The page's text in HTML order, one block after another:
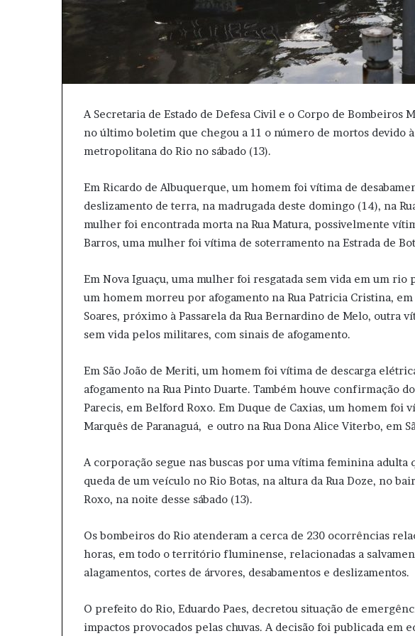
A Secretaria de Estado de Defesa Civil e o Corpo de Bombeiros
no último boletim que chegou a 11 o número de mortos devido
metropolitana do Rio no sábado (13).
Em Ricardo de Albuquerque, um homem foi vítima de
deslizamento de terra, na madrugada deste domingo (14), na
mulher foi encontrada morta na Rua Matura, possivelmente
Barros, uma mulher foi vítima de soterramento na Estrada de
Em Nova Iguaçu, uma mulher foi resgatada sem vida em um rio
um homem morreu por afogamento na Rua Patricia Cristina,
Soares, próximo à Passarela da Rua Bernardino de Melo, outra
sem vida pelos militares, com sinais de afogamento.
Em São João de Meriti, um homem foi vítima de descarga
afogamento na Rua Pinto Duarte. Também houve confirmação
Parecis, em Belford Roxo. Em Duque de Caxias, um homem foi
Marquês de Paranaguá, e outro na Rua Dona Alice Viterbo, em
A corporação segue nas buscas por uma vítima feminina adulta
queda de um veículo no Rio Botas, na altura da Rua Doze, no
Roxo, na noite desse sábado (13).
Os bombeiros do Rio atenderam a cerca de 230 ocorrências
horas, em todo o território fluminense, relacionadas a
alagamentos, cortes de árvores, desabamentos e deslizamentos.
O prefeito do Rio, Eduardo Paes, decretou situação de
impactos provocados pelas chuvas. A decisão foi publicada em